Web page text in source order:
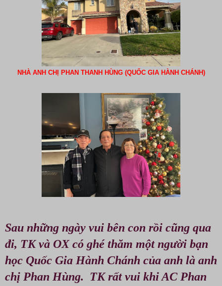
NHÀ ANH CHỊ PHAN THANH HÙNG (QUỐC GIA HÀNH CHÁNH)
Sau những ngày vui bên con rồi cũng qua
đi, TK và OX có ghé thăm một người bạn
học Quốc Gia Hành Chánh của anh là anh
chị Phan Hùng. TK rất vui khi AC Phan